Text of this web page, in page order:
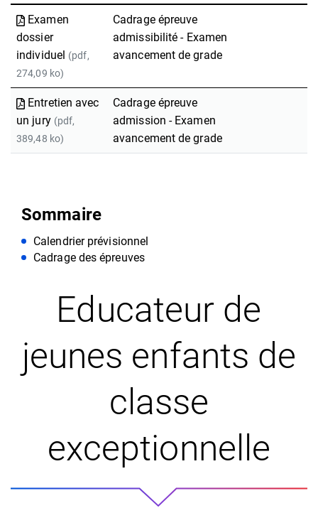
Examen
dossier
individuel (pdf,
274,09 ko)
Cadrage épreuve
admissibilité - Examen
avancement de grade
Entretien avec
un jury (pdf,
389,48 ko)
Cadrage épreuve
admission - Examen
avancement de grade
Sommaire
Calendrier prévisionnel
Cadrage des épreuves
Educateur de
jeunes enfants de
classe
exceptionnelle